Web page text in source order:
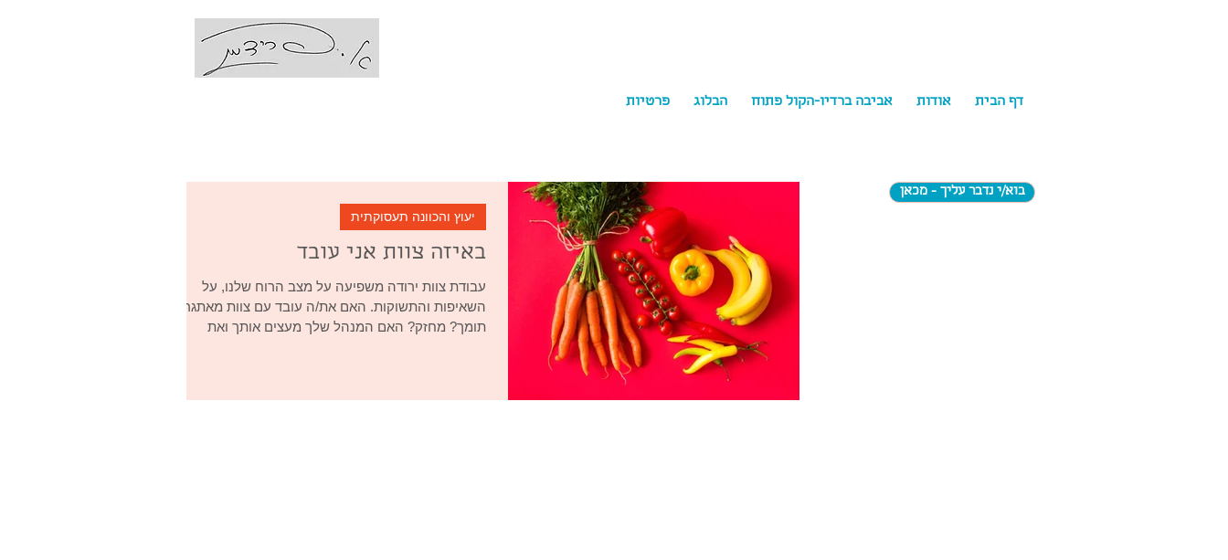
פרטיות הבלוג אביבה ברדיו-הקול פתוח אודות דף הבית
באיזה צוות אני עובד
עבודת צוות ירודה משפיעה על מצב הרוח שלנו, על
השאיפות והתשוקות. האם את/ה עובד עם צוות מאתגר?
תומך? מחזק? האם המנהל שלך מעצים אותך ואת
יעוץ והכוונה תעסוקתית
בוא/י נדבר עליך - מכאן